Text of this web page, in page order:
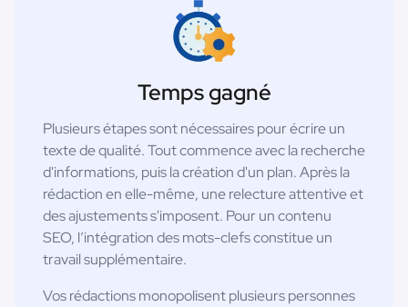
Temps gagné
Plusieurs étapes sont nécessaires pour écrire un
texte de qualité. Tout commence avec la recherche
d'informations, puis la création d'un plan. Après la
rédaction en elle-même, une relecture attentive et
des ajustements s'imposent. Pour un contenu
SEO, l’intégration des mots-clefs constitue un
travail supplémentaire.
Vos rédactions monopolisent plusieurs personnes